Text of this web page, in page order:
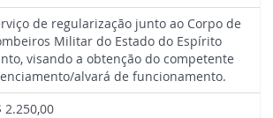
de regularização junto ao Corpo de
Militar do Estado do Espírito
visando a obtenção do competente
alvará de funcionamento.
2.250,00